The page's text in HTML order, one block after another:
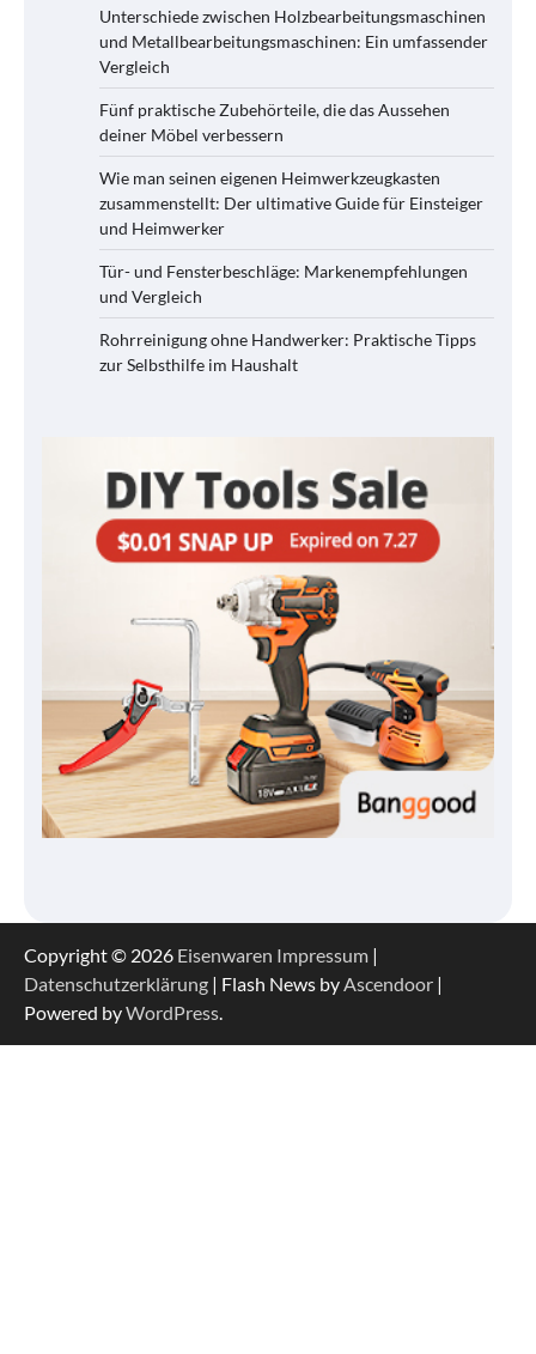
Unterschiede zwischen Holzbearbeitungsmaschinen
und Metallbearbeitungsmaschinen: Ein umfassender
Vergleich
Fünf praktische Zubehörteile, die das Aussehen
deiner Möbel verbessern
Wie man seinen eigenen Heimwerkzeugkasten
zusammenstellt: Der ultimative Guide für Einsteiger
und Heimwerker
Tür- und Fensterbeschläge: Markenempfehlungen
und Vergleich
Rohrreinigung ohne Handwerker: Praktische Tipps
zur Selbsthilfe im Haushalt
Copyright © 2026 Eisenwaren Impressum |
Datenschutzerklärung | Flash News byAscendoor |
Powered byWordPress.